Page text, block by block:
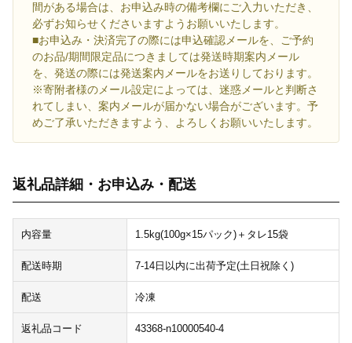
間がある場合は、お申込み時の備考欄にご入力いただき、
必ずお知らせくださいますようお願いいたします。
■お申込み・決済完了の際には申込確認メールを、ご予約
のお品/期間限定品につきましては発送時期案内メール
を、発送の際には発送案内メールをお送りしております。
※寄附者様のメール設定によっては、迷惑メールと判断さ
れてしまい、案内メールが届かない場合がございます。予
めご了承いただきますよう、よろしくお願いいたします。
返礼品詳細・お申込み・配送
内容量 1.5kg(100g×15パック)＋タレ15袋
配送時期 7-14日以内に出荷予定(土日祝除く)
配送 冷凍
返礼品コード 43368-n10000540-4